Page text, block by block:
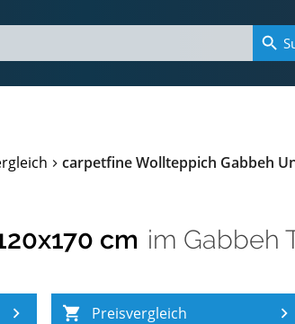
carpetfine Wollteppich Gabbeh
cm im Gabbeh
Preisvergleich